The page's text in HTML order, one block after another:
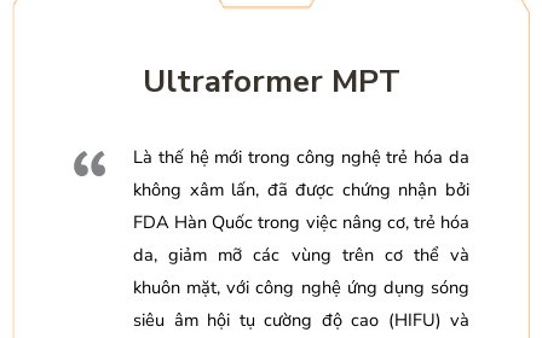
Ultraformer MPT
Là thế hệ mới trong công nghệ trẻ hóa da
không xâm lấn, đã được chứng nhận bởi
FDA Hàn Quốc trong việc nâng cơ, trẻ hóa
da, giảm mỡ các vùng trên cơ thể và
khuôn mặt, với công nghệ ứng dụng sóng
siêu âm hội tụ cường độ cao (HIFU) và